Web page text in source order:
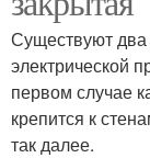
Существуют два
электрической
первом случае
крепится к
так далее.